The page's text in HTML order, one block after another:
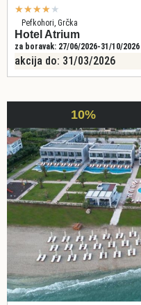
★★★★ ★
Pefkohori, Grčka
Hotel Atrium
za boravak: 27/06/2026-31/10/2026
akcija do: 31/03/2026
10%